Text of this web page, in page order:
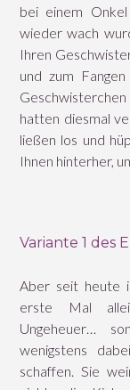
bei einem
wieder wach
Ihren
und zum
hatten diesmal
ließen los und
Ihnen hinterher,
Variante 1 des
Aber seit heute
erste Mal
Ungeheuer…
wenigstens
schaffen. Sie